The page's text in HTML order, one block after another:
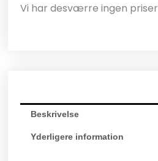
Vi har desværre ingen priser
Beskrivelse
Yderligere information